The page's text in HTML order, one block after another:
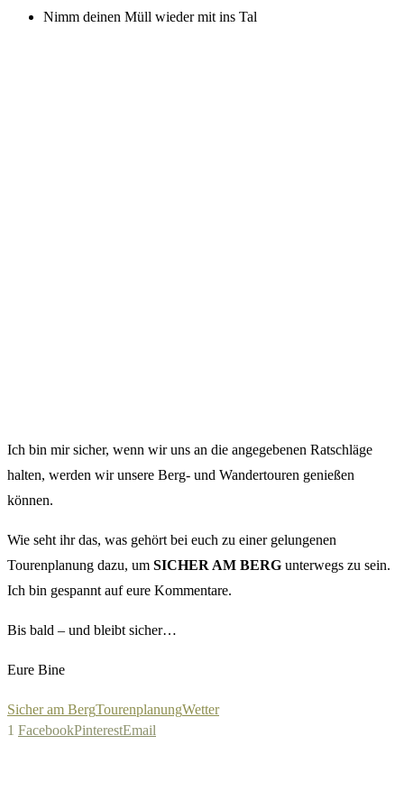
Nimm deinen Müll wieder mit ins Tal
Ich bin mir sicher, wenn wir uns an die angegebenen Ratschläge
halten, werden wir unsere Berg- und Wandertouren genießen
können.
Wie seht ihr das, was gehört bei euch zu einer gelungenen
Tourenplanung dazu, um SICHER AM BERG unterwegs zu sein.
Ich bin gespannt auf eure Kommentare.
Bis bald – und bleibt sicher…
Eure Bine
Sicher am BergTourenplanungWetter
1 FacebookPinterestEmail